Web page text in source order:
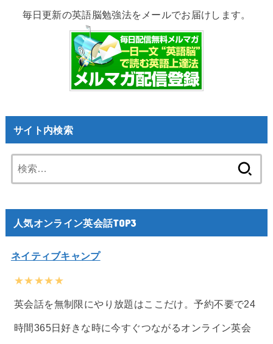
毎日更新の英語脳勉強法をメールでお届けします。
サイト内検索
索:
人気オンライン英会話TOP3
ネイティブキャンプ
★★★★★
英会話を無制限にやり放題はここだけ。予約不要で24
時間365日好きな時に今すぐつながるオンライン英会